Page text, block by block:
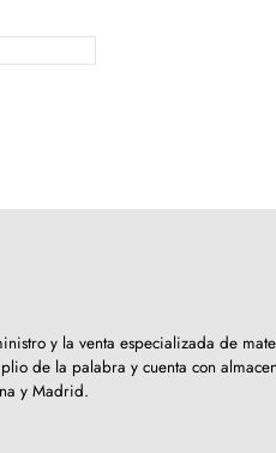
y la venta especializada de
de la palabra y cuenta con
y Madrid.